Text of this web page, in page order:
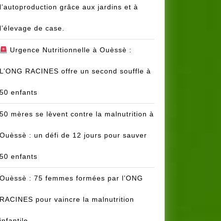
l’autoproduction grâce aux jardins et à
l’élevage de case.
Urgence Nutritionnelle à Ouèssè :
L’ONG RACINES offre un second souffle à
50 enfants
50 mères se lèvent contre la malnutrition à
Ouèssè : un défi de 12 jours pour sauver
50 enfants
Ouèssè : 75 femmes formées par l’ONG
RACINES pour vaincre la malnutrition